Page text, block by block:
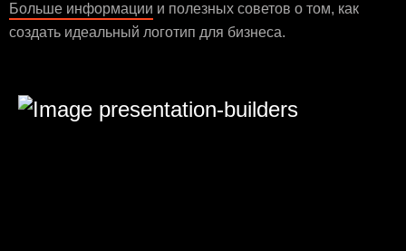
Больше информации и полезных советов о том, как
создать идеальный логотип для бизнеса.